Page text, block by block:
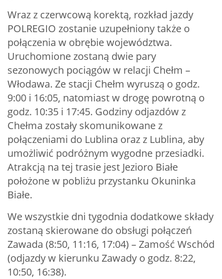
Wraz z czerwcową korektą, rozkład jazdy
POLREGIO zostanie uzupełniony także o
połączenia w obrębie województwa.
Uruchomione zostaną dwie pary
sezonowych pociągów w relacji Chełm –
Włodawa. Ze stacji Chełm wyruszą o godz.
9:00 i 16:05, natomiast w drogę powrotną o
godz. 10:35 i 17:45. Godziny odjazdów z
Chełma zostały skomunikowane z
połączeniami do Lublina oraz z Lublina, aby
umożliwić podróżnym wygodne przesiadki.
Atrakcją na tej trasie jest Jezioro Białe
położone w pobliżu przystanku Okuninka
Białe.
We wszystkie dni tygodnia dodatkowe składy
zostaną skierowane do obsługi połączeń
Zawada (8:50, 11:16, 17:04) – Zamość Wschód
(odjazdy w kierunku Zawady o godz. 8:22,
10:50, 16:38).